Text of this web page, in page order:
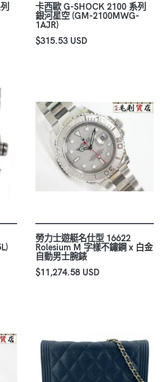
卡西歐 G-SHOCK 2100 系列
銀河星空 (GM-2100MWG-
1AJR)
$315.53 USD
勞力士遊艇名仕型 16622
Rolesium M 字樣不鏽鋼 x 白金
自動男士腕錶
$11,274.58 USD